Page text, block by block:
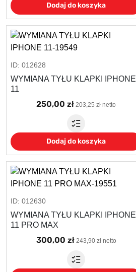
Dodaj do koszyka
ID: 012628
WYMIANA TYŁU KLAPKI IPHONE
11
250,00 zł 203,25 zł netto
Dodaj do koszyka
ID: 012630
WYMIANA TYŁU KLAPKI IPHONE
11 PRO MAX
300,00 zł 243,90 zł netto